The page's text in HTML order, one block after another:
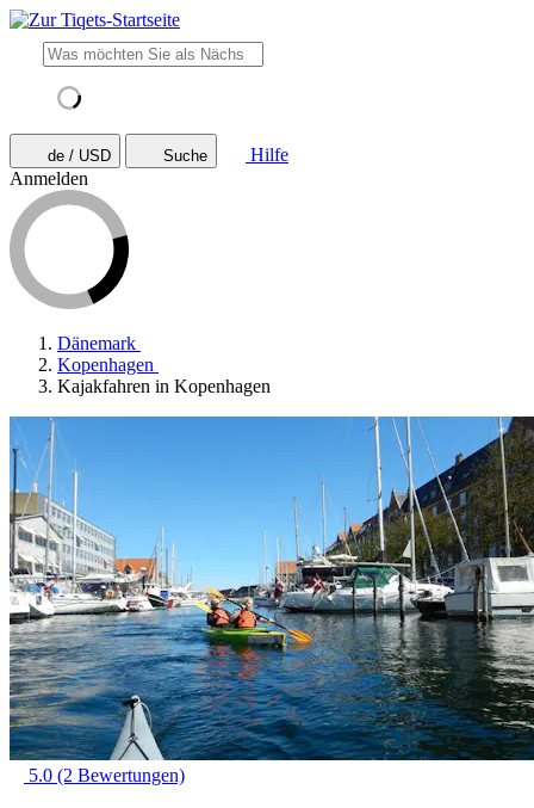
de / USD Suche
Hilfe
Anmelden
Dänemark
Kopenhagen
Kajakfahren in Kopenhagen
5.0 (2 Bewertungen)